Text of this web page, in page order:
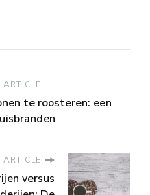
ARTICLE
te roosteren: een
ARTICLE
versus